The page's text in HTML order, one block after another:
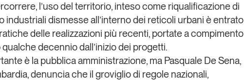
l’uso del territorio, inteso come riqualificazione di
industriali dismesse all’interno dei reticoli urbani è entrato
delle realizzazioni più recenti, portate a compimento
decennio dall’inizio dei progetti.
è la pubblica amministrazione, ma Pasquale De Sena,
, denuncia che il groviglio di regole nazionali,